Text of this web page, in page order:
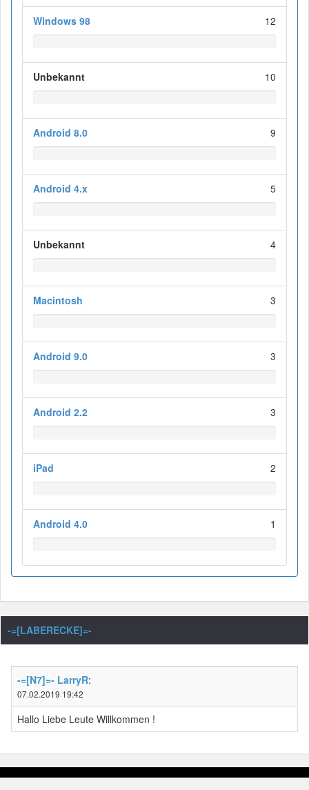
Windows 98 12
Unbekannt 10
Android 8.0 9
Android 4.x 5
Unbekannt 4
Macintosh 3
Android 9.0 3
Android 2.2 3
iPad 2
Android 4.0 1
-=[LABERECKE]=-
-=[N7]=- LarryR:
07.02.2019 19:42
Hallo Liebe Leute Willkommen !